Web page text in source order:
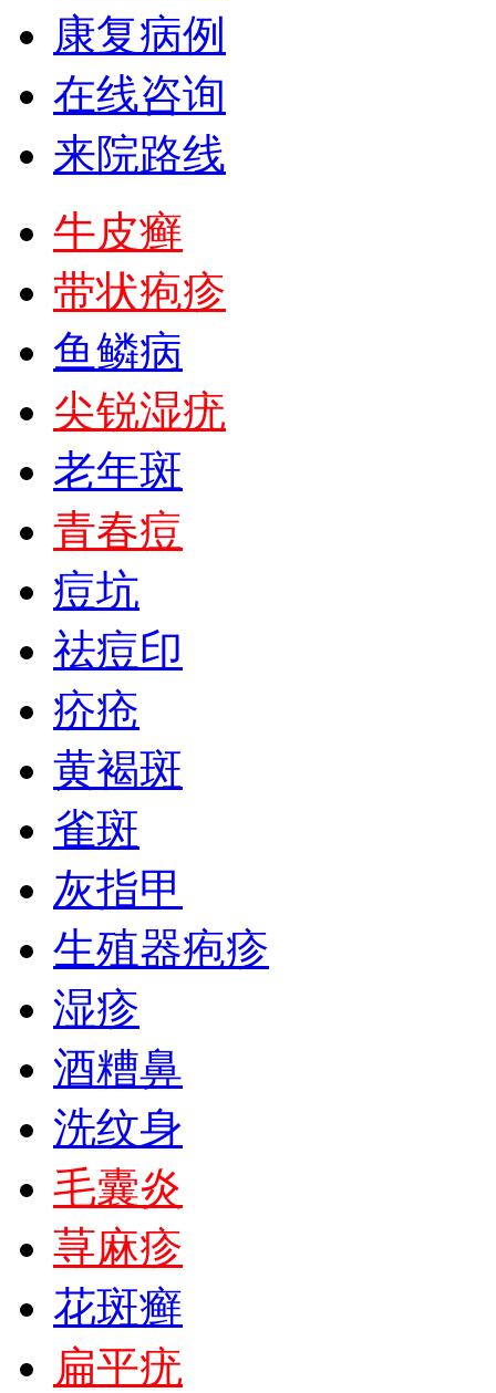
康复病例
在线咨询
来院路线
牛皮癣
带状疱疹
鱼鳞病
尖锐湿疣
老年斑
青春痘
痘坑
祛痘印
疥疮
黄褐斑
雀斑
灰指甲
生殖器疱疹
湿疹
酒糟鼻
洗纹身
毛囊炎
荨麻疹
花斑癣
扁平疣